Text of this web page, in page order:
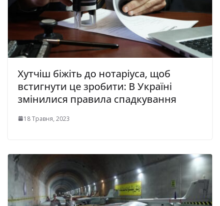
Хутчіш біжіть до нотаріуса, щоб
встигнути це зробити: В Україні
змінилися правила спадкування
18 Травня, 2023